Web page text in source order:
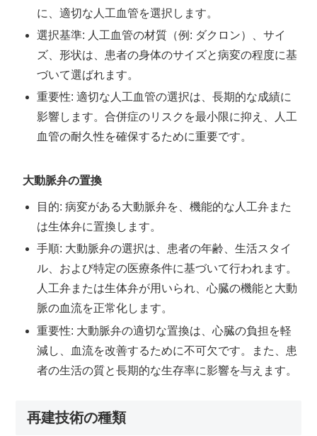
に、適切な人工血管を選択します。
選択基準: 人工血管の材質（例: ダクロン）、サイ
ズ、形状は、患者の身体のサイズと病変の程度に基
づいて選ばれます。
重要性: 適切な人工血管の選択は、長期的な成績に
影響します。合併症のリスクを最小限に抑え、人工
血管の耐久性を確保するために重要です。
大動脈弁の置換
目的: 病変がある大動脈弁を、機能的な人工弁また
は生体弁に置換します。
手順: 大動脈弁の選択は、患者の年齢、生活スタイ
ル、および特定の医療条件に基づいて行われます。
人工弁または生体弁が用いられ、心臓の機能と大動
脈の血流を正常化します。
重要性: 大動脈弁の適切な置換は、心臓の負担を軽
減し、血流を改善するために不可欠です。また、患
者の生活の質と長期的な生存率に影響を与えます。
再建技術の種類